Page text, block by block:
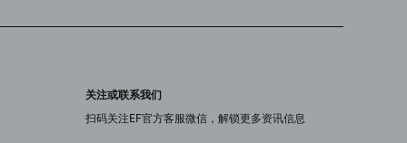
关注或联系我们
扫码关注EF官方客服微信，解锁更多资讯信息